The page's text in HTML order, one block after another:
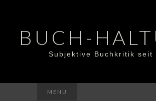
BUCH-
Subjektive Buchkritik seit
MENU